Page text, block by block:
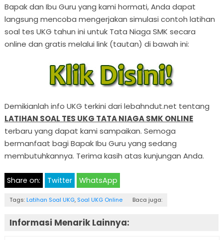
Bapak dan Ibu Guru yang kami hormati, Anda dapat
langsung mencoba mengerjakan simulasi contoh latihan
soal tes UKG tahun ini untuk Tata Niaga SMK secara
online dan gratis melalui link (tautan) di bawah ini:
Demikianlah info UKG terkini dari lebahndut.net tentang
LATIHAN SOAL TES UKG TATA NIAGA SMK ONLINE
terbaru yang dapat kami sampaikan. Semoga
bermanfaat bagi Bapak Ibu Guru yang sedang
membutuhkannya. Terima kasih atas kunjungan Anda.
Share on: Twitter WhatsApp
Tags: Latihan Soal UKG, Soal UKG Online Baca juga:
Informasi Menarik Lainnya: